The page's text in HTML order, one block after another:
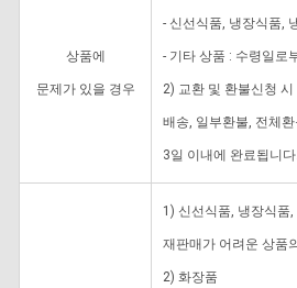
상품에
문제가 있을 경우
- 신선식품, 냉장식품,
- 기타 상품 : 수령일로
2) 교환 및 환불신청
배송, 일부환불, 전체
3일 이내에 완료됩니
1) 신선식품, 냉장식품
재판매가 어려운 상품
2) 화장품